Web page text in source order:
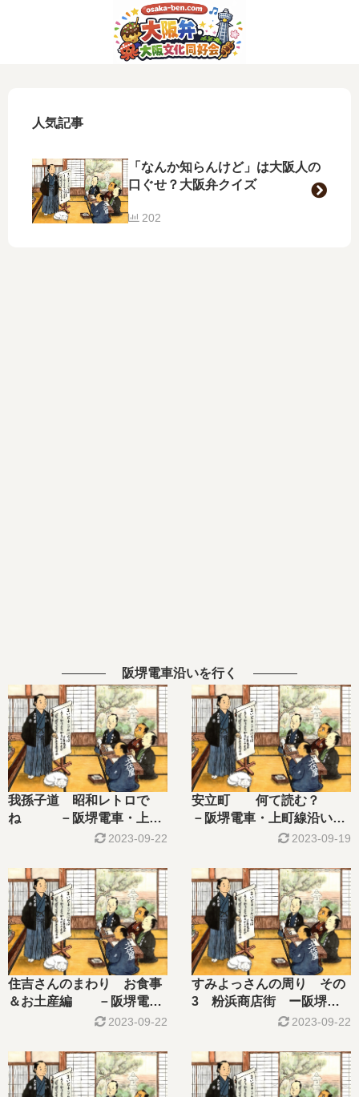
人気記事
「なんか知らんけど」は大阪人の
口ぐせ？大阪弁クイズ
202
阪堺電車沿いを行く
我孫子道 昭和レトロで
ね －阪堺電車・上町
線沿いを行く－
2023-09-22
安立町 何て読む？
－阪堺電車・上町線沿いを
2023-09-19
住吉さんのまわり お食事
＆お土産編 －阪堺電
車・上町線沿いを行く－
2023-09-22
すみよっさんの周り その
3 粉浜商店街 ー阪堺電
車 上町線沿いを行くー
2023-09-22